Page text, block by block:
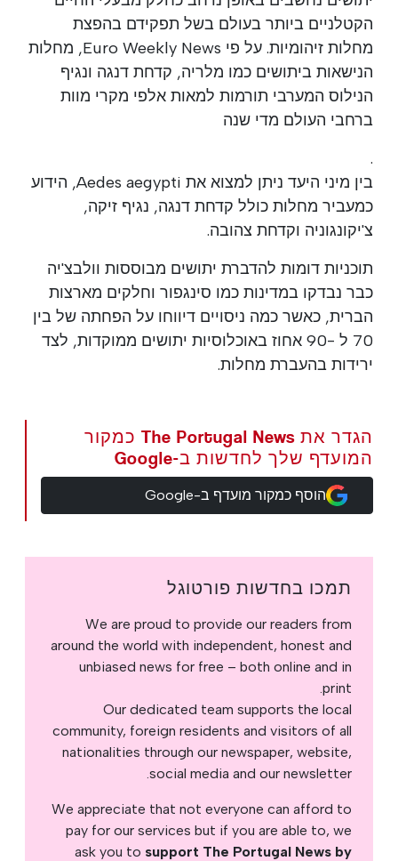
הקטלניים ביותר בעולם בשל תפקידם בהפצת
מחלות זיהומיות. על פי Euro Weekly News, מחלות
הנישאות ביתושים כמו מלריה, קדחת דנגה ונגיף
הנילוס המערבי תורמות למאות אלפי מקרי מוות
ברחבי העולם מדי שנה
.
בין מיני היעד ניתן למצוא את Aedes aegypti, הידוע
כמעביר מחלות כולל קדחת דנגה, נגיף זיקה,
צ'יקונגוניה וקדחת צהובה.
תוכניות דומות להדברת יתושים מבוססות וולבצ'יה
כבר נבדקו במדינות כמו סינגפור וחלקים מארצות
הברית, כאשר כמה ניסויים דיווחו על הפחתה של בין
70 ל -90 אחוז באוכלוסיות יתושים ממוקדות, לצד
ירידות בהעברת מחלות.
הגדר את The Portugal News כמקור
המועדף שלך לחדשות ב-Google
הוסף כמקור מועדף ב-Google
תמכו בחדשות פורטוגל
We are proud to provide our readers from
around the world with independent, honest and
unbiased news for free – both online and in
print.
Our dedicated team supports the local
community, foreign residents and visitors of all
nationalities through our newspaper, website,
social media and our newsletter.
We appreciate that not everyone can afford to
pay for our services but if you are able to, we
ask you to support The Portugal News by